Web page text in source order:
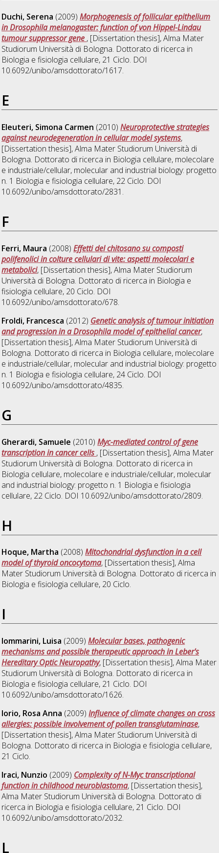
Duchi, Serena (2009)Morphogenesis of follicular epithelium
in Drosophila melanogaster: function of von Hippel-Lindau
tumour suppressor gene , [Dissertation thesis], Alma Mater
Studiorum Università di Bologna. Dottorato di ricerca in
Biologia e fisiologia cellulare, 21 Ciclo. DOI
10.6092/unibo/amsdottorato/1617.
E
Eleuteri, Simona Carmen (2010)Neuroprotective strategies
against neurodegeneration in cellular model systems,
[Dissertation thesis], Alma Mater Studiorum Università di
Bologna. Dottorato di ricerca in Biologia cellulare, molecolare
e industriale/cellular, molecular and industrial biology: progetto
n. 1 Biologia e fisiologia cellulare, 22 Ciclo. DOI
10.6092/unibo/amsdottorato/2831.
F
Ferri, Maura (2008)Effetti del chitosano su composti
polifenolici in colture cellulari di vite: aspetti molecolari e
metabolici, [Dissertation thesis], Alma Mater Studiorum
Università di Bologna. Dottorato di ricerca in Biologia e
fisiologia cellulare, 20 Ciclo. DOI
10.6092/unibo/amsdottorato/678.
Froldi, Francesca (2012) Genetic analysis of tumour initiation
and progression in a Drosophila model of epithelial cancer,
[Dissertation thesis], Alma Mater Studiorum Università di
Bologna. Dottorato di ricerca in Biologia cellulare, molecolare
e industriale/cellular, molecular and industrial biology: progetto
n. 1 Biologia e fisiologia cellulare, 24 Ciclo. DOI
10.6092/unibo/amsdottorato/4835.
G
Gherardi, Samuele (2010)Myc-mediated control of gene
transcription in cancer cells , [Dissertation thesis], Alma Mater
Studiorum Università di Bologna. Dottorato di ricerca in
Biologia cellulare, molecolare e industriale/cellular, molecular
and industrial biology: progetto n. 1 Biologia e fisiologia
cellulare, 22 Ciclo. DOI 10.6092/unibo/amsdottorato/2809.
H
Hoque, Martha (2008)Mitochondrial dysfunction in a cell
model of thyroid oncocytoma, [Dissertation thesis], Alma
Mater Studiorum Università di Bologna. Dottorato di ricerca in
Biologia e fisiologia cellulare, 20 Ciclo.
I
Iommarini, Luisa (2009)Molecular bases, pathogenic
mechanisms and possible therapeutic approach in Leber's
Hereditary Optic Neuropathy, [Dissertation thesis], Alma Mater
Studiorum Università di Bologna. Dottorato di ricerca in
Biologia e fisiologia cellulare, 21 Ciclo. DOI
10.6092/unibo/amsdottorato/1626.
Iorio, Rosa Anna (2009)Influence of climate changes on cross
allergies: possible involvement of pollen transglutaminase,
[Dissertation thesis], Alma Mater Studiorum Università di
Bologna. Dottorato di ricerca in Biologia e fisiologia cellulare,
21 Ciclo.
Iraci, Nunzio (2009) Complexity of N-Myc transcriptional
function in childhood neuroblastoma, [Dissertation thesis],
Alma Mater Studiorum Università di Bologna. Dottorato di
ricerca in Biologia e fisiologia cellulare, 21 Ciclo. DOI
10.6092/unibo/amsdottorato/2032.
L